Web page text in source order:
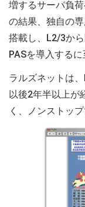
増するサーバ負
の結果、独自の
搭載し、L2/3か
PASを導入するに
ラルズネットは
以後2年半以上が
く、ノンストッ